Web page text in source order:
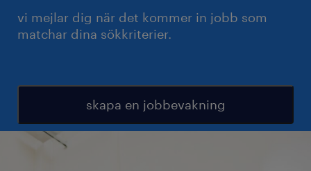
vi mejlar dig när det kommer in jobb som
matchar dina sökkriterier.
skapa en jobbevakning